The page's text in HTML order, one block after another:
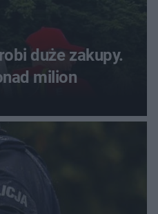
duże zakupy.
milion